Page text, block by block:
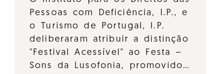
Pessoas com Deficiência, I.P., e
o Turismo de Portugal, I.P.
deliberaram atribuir a distinção
"Festival Acessível" ao Festa –
Sons da Lusofonia, promovido…